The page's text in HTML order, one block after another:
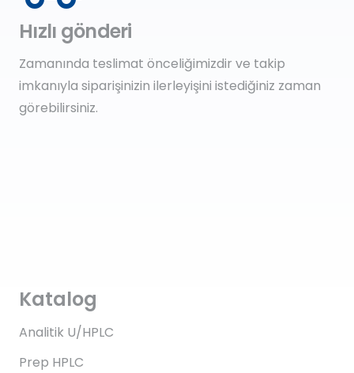
Hızlı gönderi
Zamanında teslimat önceliğimizdir ve takip
imkanıyla siparişinizin ilerleyişini istediğiniz zaman
görebilirsiniz.
Katalog
Analitik U/HPLC
Prep HPLC